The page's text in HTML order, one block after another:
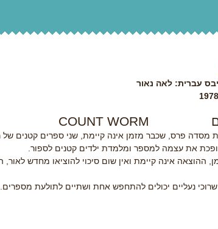
עברית: לאה נאור
1978
COUNT WORM
מסדה פרס, שכבר מזמן אינה קיימת, שני ספרים קטנים של
את עצמה למספר ומלמדת ילדים קטנים לספור.
ההוצאה אינה קיימת ואין שום סיכוי להוציאו מחדש לאור,
נעליים יכולים להתחפש אחת ושתיים לתולעת